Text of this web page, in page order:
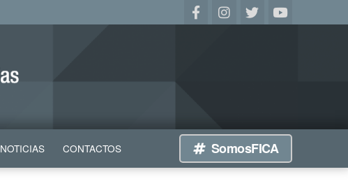
NOTICIAS CONTACTOS SomosFICA